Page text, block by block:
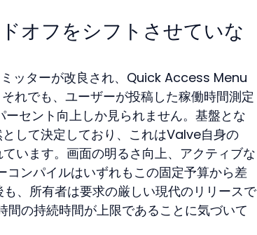
オフをシフトさせていな
ッターが改良され、Quick Access Menu
れでも、ユーザーが投稿した稼働時間測定
ーセント向上しか見られません。基盤とな
して決定しており、これはValve自身の
います。画面の明るさ向上、アクティブな
ンパイルはいずれもこの固定予算から差
、所有者は要求の厳しい現代のリリースで
の持続時間が上限であることに気づいて